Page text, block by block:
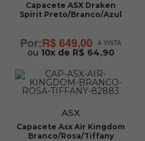
Capacete ASX Draken
Spirit Preto/Branco/Azul
R$ 649,00
ou 10x de R$ 64,90
ASX
Capacete Asx Air Kingdom
Branco/Rosa/Tiffany